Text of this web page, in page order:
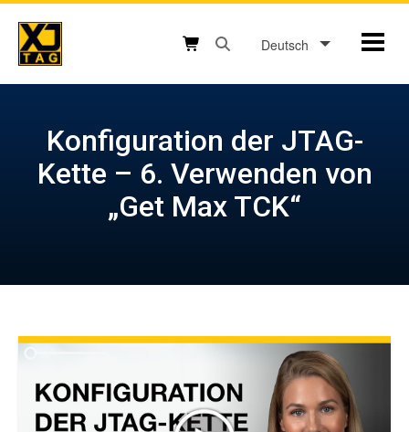
Skip
content
Deutsch
Konfiguration der JTAG-
Kette – 6. Verwenden von
„Get Max TCK“